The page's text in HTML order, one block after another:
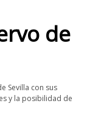
de
Sevilla con sus
y la posibilidad de